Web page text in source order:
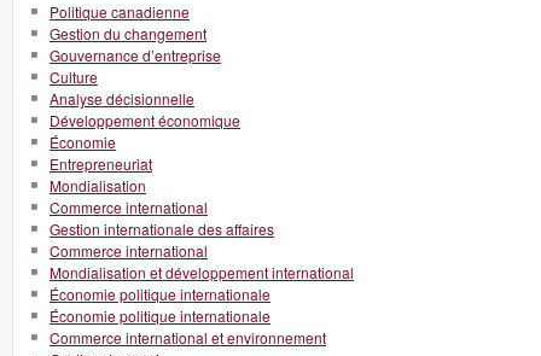
Politique canadienne
Gestion du changement
Gouvernance d’entreprise
Culture
Analyse décisionnelle
Développement économique
Économie
Entrepreneuriat
Mondialisation
Commerce international
Gestion internationale des affaires
Commerce international
Mondialisation et développement international
Économie politique internationale
Économie politique internationale
Commerce international et environnement